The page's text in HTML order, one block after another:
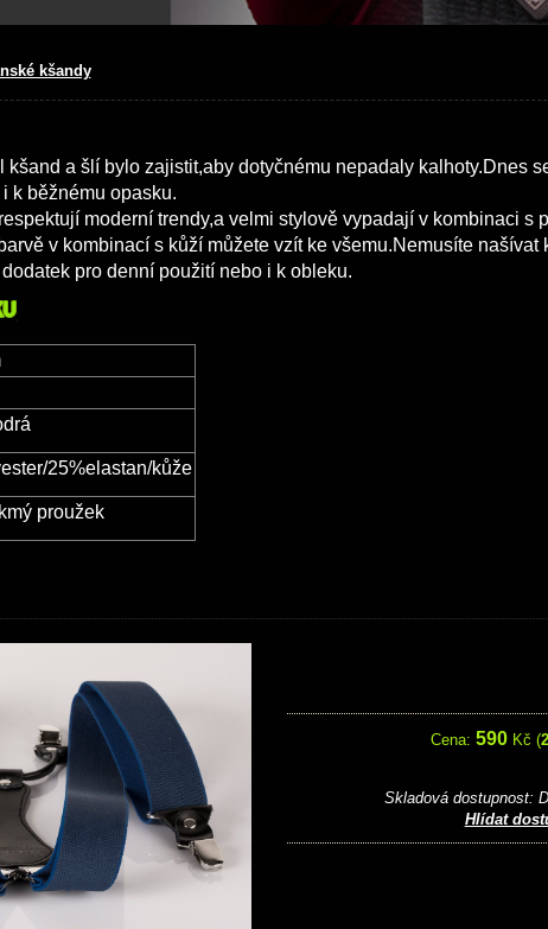
kšandy
a šlí bylo zajistit,aby dotyčnému nepadaly kalhoty.Dnes
k běžnému opasku.
moderní trendy,a velmi stylově vypadají v kombinaci s
v kombinací s kůží můžete vzít ke všemu.Nemusíte našívat
pro denní použití nebo i k obleku.
25%elastan/kůže
proužek
Cena: 590 Kč (
Skladová dostupnost:
Hlídat